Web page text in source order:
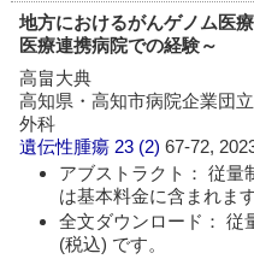
地方におけるがんゲノム医
医療連携病院での経験～
高畠大典
高知県・高知市病院企業団
外科
遺伝性腫瘍 23 (2)67-72,
アブストラクト： 従量
は基本料金に含まれます
全文ダウンロード： 従
(税込) です。